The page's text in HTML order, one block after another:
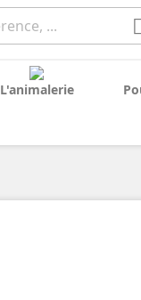

L'animalerie